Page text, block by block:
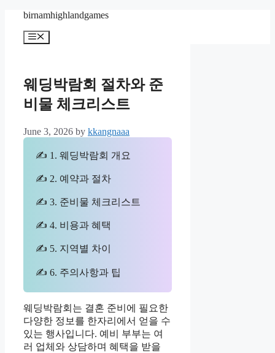
content
birnamhighlandgames
Menu
웨딩박람회 절차와 준
비물 체크리스트
June 3, 2026 by kkangnaaa
✍ 1. 웨딩박람회 개요
✍ 2. 예약과 절차
✍ 3. 준비물 체크리스트
✍ 4. 비용과 혜택
✍ 5. 지역별 차이
✍ 6. 주의사항과 팁
웨딩박람회는 결혼 준비에 필요한
다양한 정보를 한자리에서 얻을 수
있는 행사입니다. 예비 부부는 여
러 업체와 상담하며 혜택을 받을